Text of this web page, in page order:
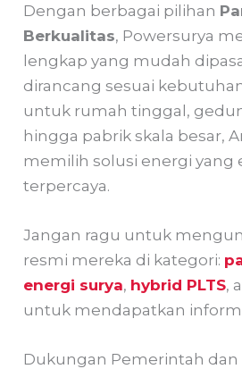
Dengan berbagai pilihan
Berkualitas, Powersurya
lengkap yang mudah
dirancang sesuai
untuk rumah tinggal,
hingga pabrik skala besar,
memilih solusi energi yang
terpercaya.
Jangan ragu untuk
resmi mereka di kategori:
energi surya, hybrid PLTS,
untuk mendapatkan
Dukungan Pemerintah dan